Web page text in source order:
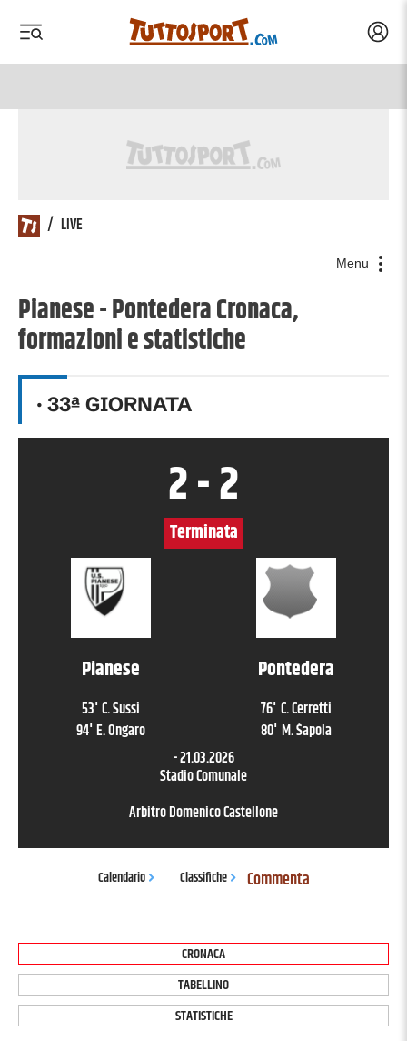
/ LIVE
Menu
Pianese - Pontedera Cronaca,
formazioni e statistiche
· 33ª GIORNATA
Pianese
53' C. Sussi
94' E. Ongaro
Pontedera
76' C. Cerretti
80' M. Šapola
2-2
Terminata
-21.03.2026
Stadio Comunale
ArbitroDomenico Castellone
Calendario Classifiche Commenta
CRONACA
TABELLINO
STATISTICHE